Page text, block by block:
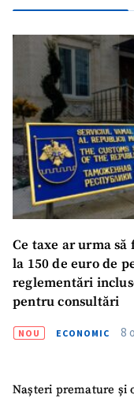
Ce taxe ar urma
la 150 de euro de
reglementări
pentru consultări
NOU ECONOMIC 8
Nașteri premature și